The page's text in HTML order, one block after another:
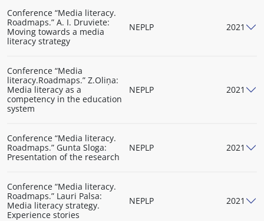
Conference “Media literacy.
Roadmaps.” A. I. Druviete:
Moving towards a media
literacy strategy
NEPLP 2021
Conference “Media
literacy.Roadmaps.” Z.Oliņa:
Media literacy as a
competency in the education
system
NEPLP 2021
Conference “Media literacy.
Roadmaps.” Gunta Sloga:
Presentation of the research
NEPLP 2021
Conference “Media literacy.
Roadmaps.” Lauri Palsa:
Media literacy strategy.
Experience stories
NEPLP 2021